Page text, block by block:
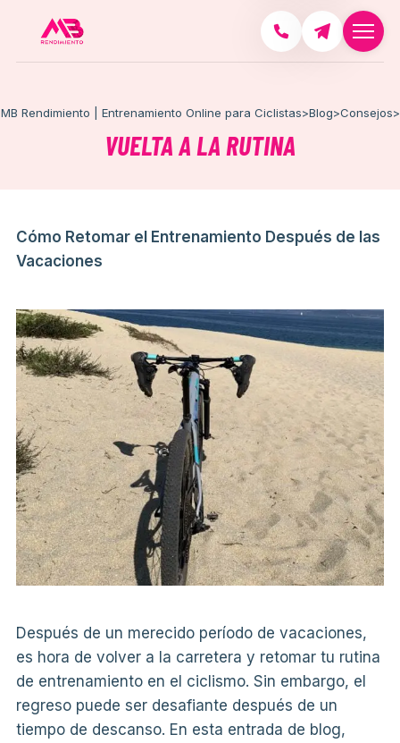
MB Rendimiento | Entrenamiento Online para Ciclistas>Blog>Consejos>
VUELTA A LA RUTINA
Cómo Retomar el Entrenamiento Después de las
Vacaciones
Después de un merecido período de vacaciones,
es hora de volver a la carretera y retomar tu rutina
de entrenamiento en el ciclismo. Sin embargo, el
regreso puede ser desafiante después de un
tiempo de descanso. En esta entrada de blog,